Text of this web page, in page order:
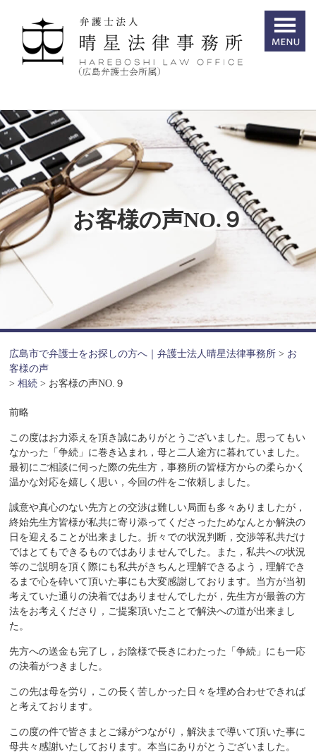
お客様の声NO.９
広島市で弁護士をお探しの方へ｜弁護士法人晴星法律事務所 > お
客様の声
>相続 > お客様の声NO.９
前略
この度はお力添えを頂き誠にありがとうございました。思ってもい
なかった「争続」に巻き込まれ，母と二人途方に暮れていました。
最初にご相談に伺った際の先生方，事務所の皆様方からの柔らかく
温かな対応を嬉しく思い，今回の件をご依頼しました。
誠意や真心のない先方との交渉は難しい局面も多々ありましたが，
終始先生方皆様が私共に寄り添ってくださったためなんとか解決の
日を迎えることが出来ました。折々での状況判断，交渉等私共だけ
ではとてもできるものではありませんでした。また，私共への状況
等のご説明を頂く際にも私共がきちんと理解できるよう，理解でき
るまで心を砕いて頂いた事にも大変感謝しております。当方が当初
考えていた通りの決着ではありませんでしたが，先生方が最善の方
法をお考えくださり，ご提案頂いたことで解決への道が出来まし
た。
先方への送金も完了し，お陰様で長きにわたった「争続」にも一応
の決着がつきました。
この先は母を労り，この長く苦しかった日々を埋め合わせできれば
と考えております。
この度の件で皆さまとご縁がつながり，解決まで導いて頂いた事に
母共々感謝いたしております。本当にありがとうございました。